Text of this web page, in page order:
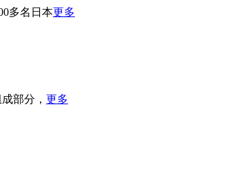
多名日本更多
部分， 更多